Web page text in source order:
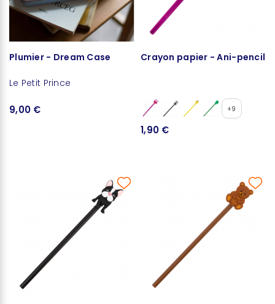
Plumier - Dream Case
Le Petit Prince
9,00 €
Crayon papier - Ani-pencil
+9
1,90 €